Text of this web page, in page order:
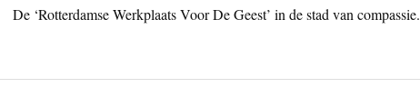
De ‘Rotterdamse Werkplaats Voor De Geest’ in de stad van compassie.